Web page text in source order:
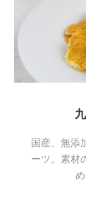
国産、無添
ーツ。素材